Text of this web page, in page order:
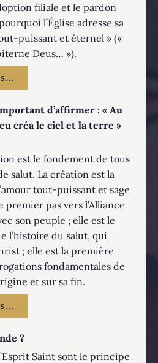
filiale et le pardon
l’Église adresse sa
puissant et éternel » («
Deus… »).
d’affirmer : « Au
créa le ciel et la terre »
est le fondement de tous
salut. La création est la
tout-puissant et sage
premier pas vers l’Alliance
son peuple ; elle est le
l’histoire du salut, qui
; elle est la première
fondamentales de
et sur sa fin.
?
Saint sont le principe